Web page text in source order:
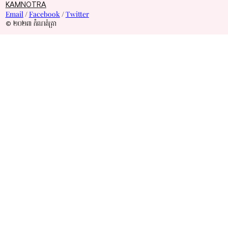
KAMNOTRA
Email /Facebook /Twitter
© ២០២៣ កំណត់ត្រា